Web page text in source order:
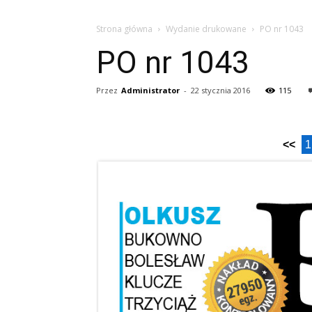
Strona główna Wydanie drukowane PO nr 1043
PO nr 1043
Przez Administrator - 22 stycznia 2016 115